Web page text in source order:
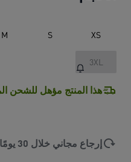
XS
S
M
3XL
هذا المنتج مؤهل للشحن
إرجاع مجاني خلال 30 يومًا